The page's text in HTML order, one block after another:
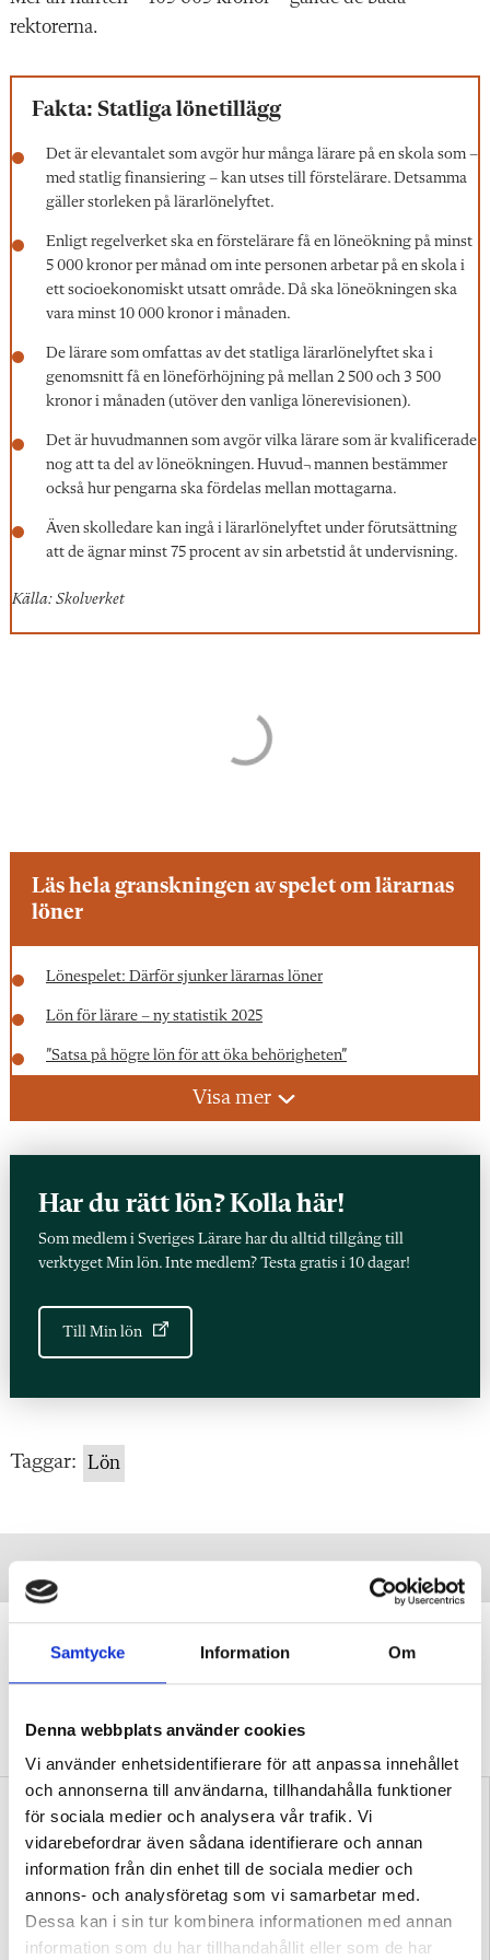
Samtycke Information Om
Denna webbplats använder cookies
Vi använder enhetsidentifierare för att anpassa innehållet
och annonserna till användarna, tillhandahålla funktioner
för sociala medier och analysera vår trafik. Vi
vidarebefordrar även sådana identifierare och annan
information från din enhet till de sociala medier och
annons- och analysföretag som vi samarbetar med.
Dessa kan i sin tur kombinera informationen med annan
information som du har tillhandahållit eller som de har
rektorerna.
Fakta: Statliga lönetillägg
Det är elevantalet som avgör hur många lärare på en skola som –
med statlig finansiering – kan utses till förstelärare. Detsamma
gäller storleken på lärarlönelyftet.
Enligt regelverket ska en förstelärare få en löneökning på minst
5 000 kronor per månad om inte personen arbetar på en skola i
ett socioekonomiskt utsatt område. Då ska löneökningen ska
vara minst 10 000 kronor i månaden.
De lärare som omfattas av det statliga lärarlönelyftet ska i
genomsnitt få en löneförhöjning på mellan 2 500 och 3 500
kronor i månaden (utöver den vanliga lönerevisionen).
Det är huvudmannen som avgör vilka lärare som är kvalificerade
nog att ta del av löneökningen. Huvud¬ mannen bestämmer
också hur pengarna ska fördelas mellan mottagarna.
Även skolledare kan ingå i lärarlönelyftet under förutsättning
att de ägnar minst 75 procent av sin arbetstid åt undervisning.
Källa: Skolverket
Läs hela granskningen av spelet om lärarnas
löner
Lönespelet: Därför sjunker lärarnas löner
Lön för lärare – ny statistik 2025
”Satsa på högre lön för att öka behörigheten”
Kräver 2 000 kr extra för de som får legitimation
pengarna
Två rektorer fick 14 000 kr i tillägg – lärare blev utan
Missnöjd med din lön? Gör så här
Testa dig själv i lönespelet – vilken level är du på?
Visa mer
Har du rätt lön? Kolla här!
Som medlem i Sveriges Lärare har du alltid tillgång till
verktyget Min lön. Inte medlem? Testa gratis i 10 dagar!
Till Min lön
Taggar: Lön
klassrum”
Inga fler obehöriga lärare.
”Så bryter vi hatpratets
pyramid i skolan”
”Hur skolan fungerar blir
tydligt i trappan”